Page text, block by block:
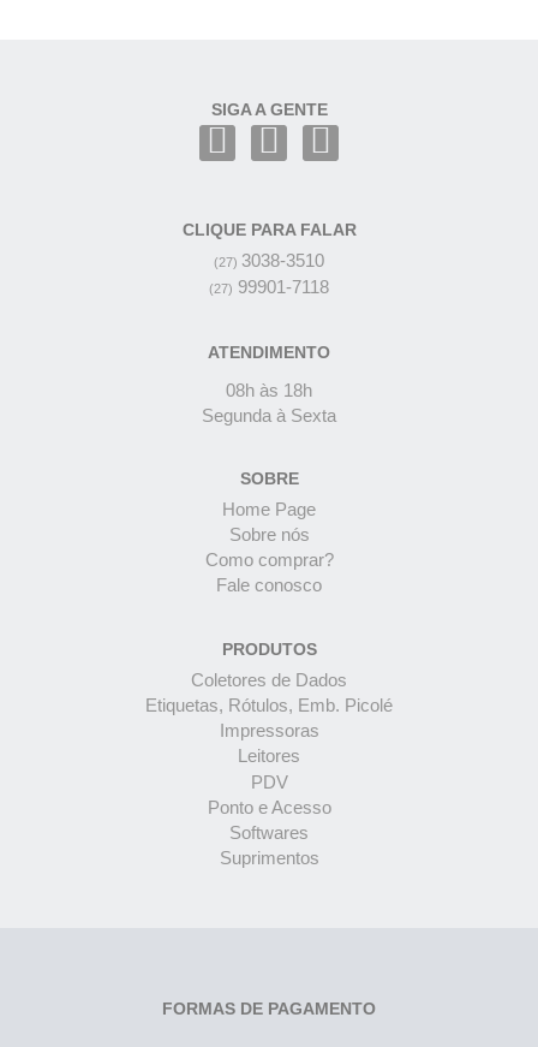
SIGA A GENTE
CLIQUE PARA FALAR
(27) 3038-3510
(27) 99901-7118
ATENDIMENTO
08h às 18h
Segunda à Sexta
SOBRE
Home Page
Sobre nós
Como comprar?
Fale conosco
PRODUTOS
Coletores de Dados
Etiquetas, Rótulos, Emb. Picolé
Impressoras
Leitores
PDV
Ponto e Acesso
Softwares
Suprimentos
FORMAS DE PAGAMENTO